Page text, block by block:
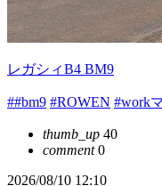
レガシィB4 BM9
##bm9 #ROWEN #work
thumb_up 40
comment0
2026/08/10 12:10